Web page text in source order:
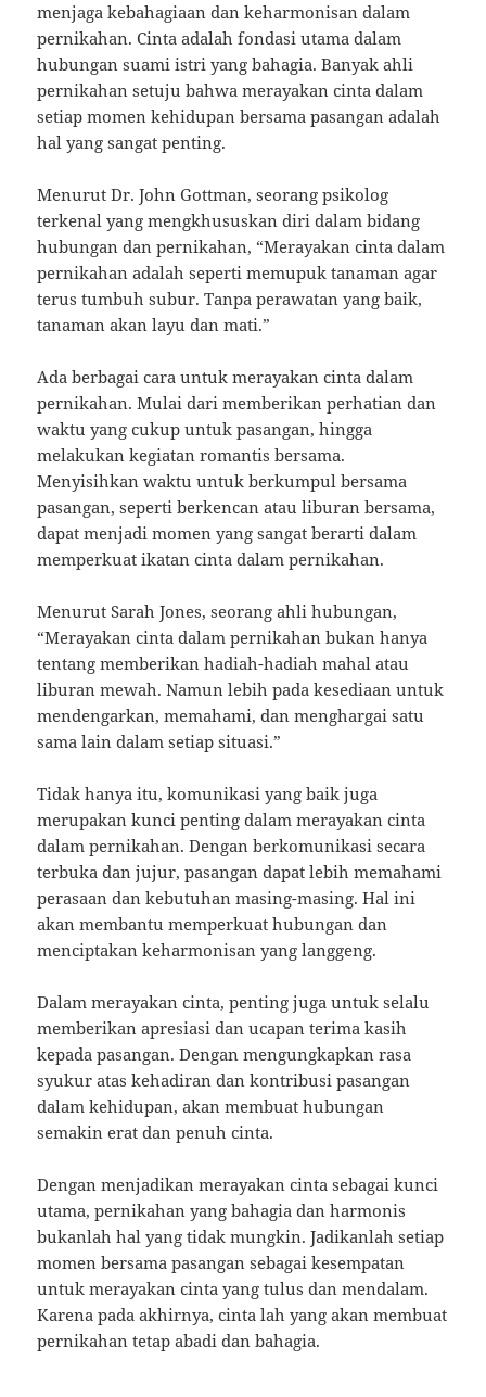
menjaga kebahagiaan dan keharmonisan dalam
pernikahan. Cinta adalah fondasi utama dalam
hubungan suami istri yang bahagia. Banyak ahli
pernikahan setuju bahwa merayakan cinta dalam
setiap momen kehidupan bersama pasangan adalah
hal yang sangat penting.
Menurut Dr. John Gottman, seorang psikolog
terkenal yang mengkhususkan diri dalam bidang
hubungan dan pernikahan, “Merayakan cinta dalam
pernikahan adalah seperti memupuk tanaman agar
terus tumbuh subur. Tanpa perawatan yang baik,
tanaman akan layu dan mati.”
Ada berbagai cara untuk merayakan cinta dalam
pernikahan. Mulai dari memberikan perhatian dan
waktu yang cukup untuk pasangan, hingga
melakukan kegiatan romantis bersama.
Menyisihkan waktu untuk berkumpul bersama
pasangan, seperti berkencan atau liburan bersama,
dapat menjadi momen yang sangat berarti dalam
memperkuat ikatan cinta dalam pernikahan.
Menurut Sarah Jones, seorang ahli hubungan,
“Merayakan cinta dalam pernikahan bukan hanya
tentang memberikan hadiah-hadiah mahal atau
liburan mewah. Namun lebih pada kesediaan untuk
mendengarkan, memahami, dan menghargai satu
sama lain dalam setiap situasi.”
Tidak hanya itu, komunikasi yang baik juga
merupakan kunci penting dalam merayakan cinta
dalam pernikahan. Dengan berkomunikasi secara
terbuka dan jujur, pasangan dapat lebih memahami
perasaan dan kebutuhan masing-masing. Hal ini
akan membantu memperkuat hubungan dan
menciptakan keharmonisan yang langgeng.
Dalam merayakan cinta, penting juga untuk selalu
memberikan apresiasi dan ucapan terima kasih
kepada pasangan. Dengan mengungkapkan rasa
syukur atas kehadiran dan kontribusi pasangan
dalam kehidupan, akan membuat hubungan
semakin erat dan penuh cinta.
Dengan menjadikan merayakan cinta sebagai kunci
utama, pernikahan yang bahagia dan harmonis
bukanlah hal yang tidak mungkin. Jadikanlah setiap
momen bersama pasangan sebagai kesempatan
untuk merayakan cinta yang tulus dan mendalam.
Karena pada akhirnya, cinta lah yang akan membuat
pernikahan tetap abadi dan bahagia.